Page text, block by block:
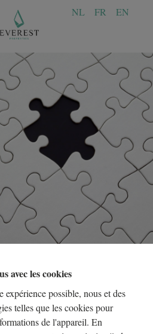
avec les cookies
possible, nous et des
telles que les cookies pour
de l'appareil. En
NL FR EN
n'existe plus